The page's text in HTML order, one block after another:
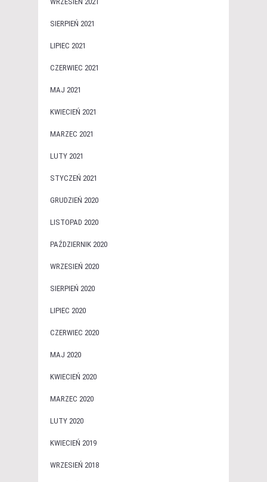
SIERPIEŃ 2021
LIPIEC 2021
CZERWIEC 2021
MAJ 2021
KWIECIEŃ 2021
MARZEC 2021
LUTY 2021
STYCZEŃ 2021
GRUDZIEŃ 2020
LISTOPAD 2020
PAŹDZIERNIK 2020
WRZESIEŃ 2020
SIERPIEŃ 2020
LIPIEC 2020
CZERWIEC 2020
MAJ 2020
KWIECIEŃ 2020
MARZEC 2020
LUTY 2020
KWIECIEŃ 2019
WRZESIEŃ 2018